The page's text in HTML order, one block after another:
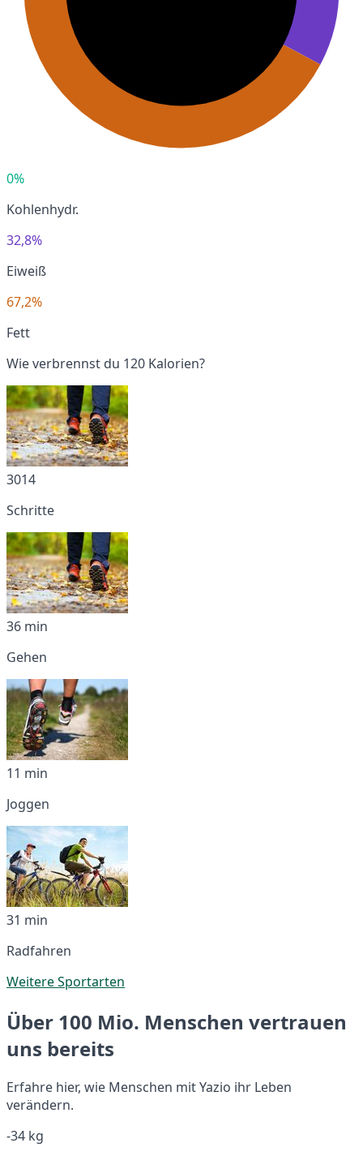
0%
Kohlenhydr.
32,8%
Eiweiß
67,2%
Fett
Wie verbrennst du 120 Kalorien?
3014
Schritte
36 min
Gehen
11 min
Joggen
31 min
Radfahren
Weitere Sportarten
Über 100 Mio. Menschen vertrauen
uns bereits
Erfahre hier, wie Menschen mit Yazio ihr Leben
verändern.
-34 kg